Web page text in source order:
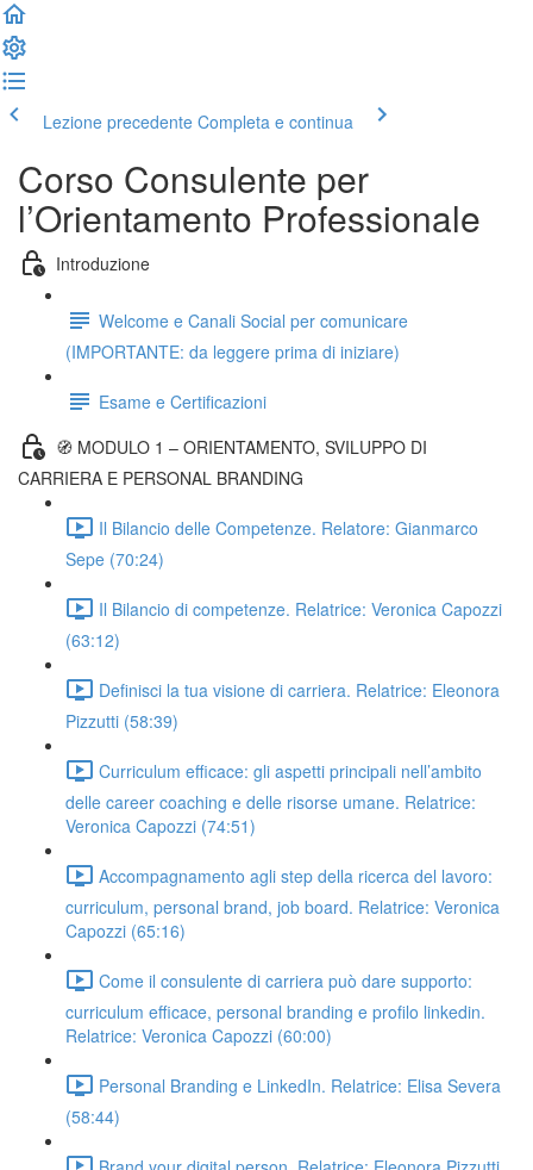
Lezione precedente Completa e continua
Corso Consulente per
l’Orientamento Professionale
Introduzione
Welcome e Canali Social per comunicare
(IMPORTANTE: da leggere prima di iniziare)
Esame e Certificazioni
🧭 MODULO 1 – ORIENTAMENTO, SVILUPPO DI
CARRIERA E PERSONAL BRANDING
Il Bilancio delle Competenze. Relatore: Gianmarco
Sepe (70:24)
Il Bilancio di competenze. Relatrice: Veronica Capozzi
(63:12)
Definisci la tua visione di carriera. Relatrice: Eleonora
Pizzutti (58:39)
Curriculum efficace: gli aspetti principali nell’ambito
delle career coaching e delle risorse umane. Relatrice:
Veronica Capozzi (74:51)
Accompagnamento agli step della ricerca del lavoro:
curriculum, personal brand, job board. Relatrice: Veronica
Capozzi (65:16)
Come il consulente di carriera può dare supporto:
curriculum efficace, personal branding e profilo linkedin.
Relatrice: Veronica Capozzi (60:00)
Personal Branding e LinkedIn. Relatrice: Elisa Severa
(58:44)